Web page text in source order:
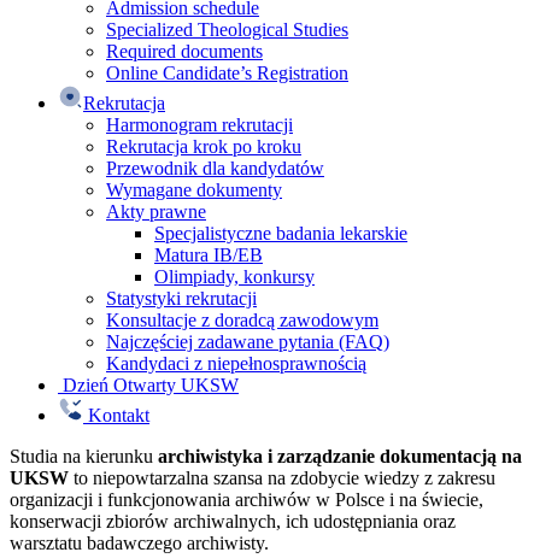
Admission schedule
Specialized Theological Studies
Required documents
Online Candidate’s Registration
Rekrutacja
Harmonogram rekrutacji
Rekrutacja krok po kroku
Przewodnik dla kandydatów
Wymagane dokumenty
Akty prawne
Specjalistyczne badania lekarskie
Matura IB/EB
Olimpiady, konkursy
Statystyki rekrutacji
Konsultacje z doradcą zawodowym
Najczęściej zadawane pytania (FAQ)
Kandydaci z niepełnosprawnością
Dzień Otwarty UKSW
Kontakt
Studia na kierunku archiwistyka i zarządzanie dokumentacją na
UKSW to niepowtarzalna szansa na zdobycie wiedzy z zakresu
organizacji i funkcjonowania archiwów w Polsce i na świecie,
konserwacji zbiorów archiwalnych, ich udostępniania oraz
warsztatu badawczego archiwisty.